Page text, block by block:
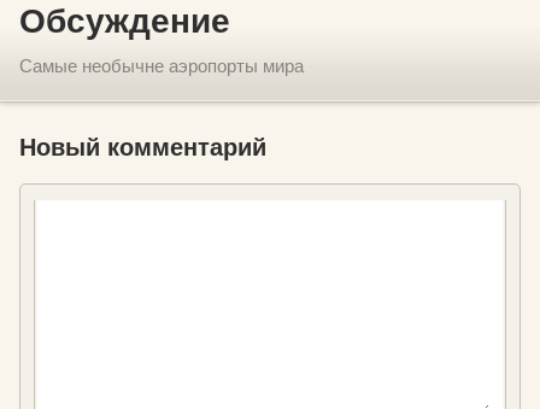
Обсуждение
Самые необычне аэропорты мира
Новый комментарий